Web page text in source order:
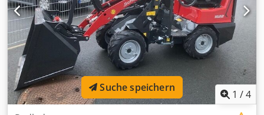
1 /4
Suche speichern